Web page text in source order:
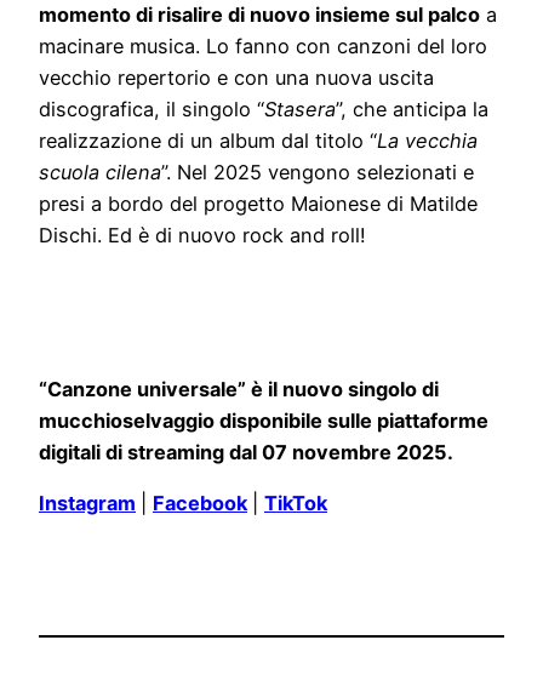
momento di risalire di nuovo insieme sul palco a
macinare musica. Lo fanno con canzoni del loro
vecchio repertorio e con una nuova uscita
discografica, il singolo “Stasera”, che anticipa la
realizzazione di un album dal titolo “La vecchia
scuola cilena”. Nel 2025 vengono selezionati e
presi a bordo del progetto Maionese di Matilde
Dischi. Ed è di nuovo rock and roll!
“Canzone universale” è il nuovo singolo di
mucchioselvaggio disponibile sulle piattaforme
digitali di streaming dal 07 novembre 2025.
Instagram Facebook TikTok